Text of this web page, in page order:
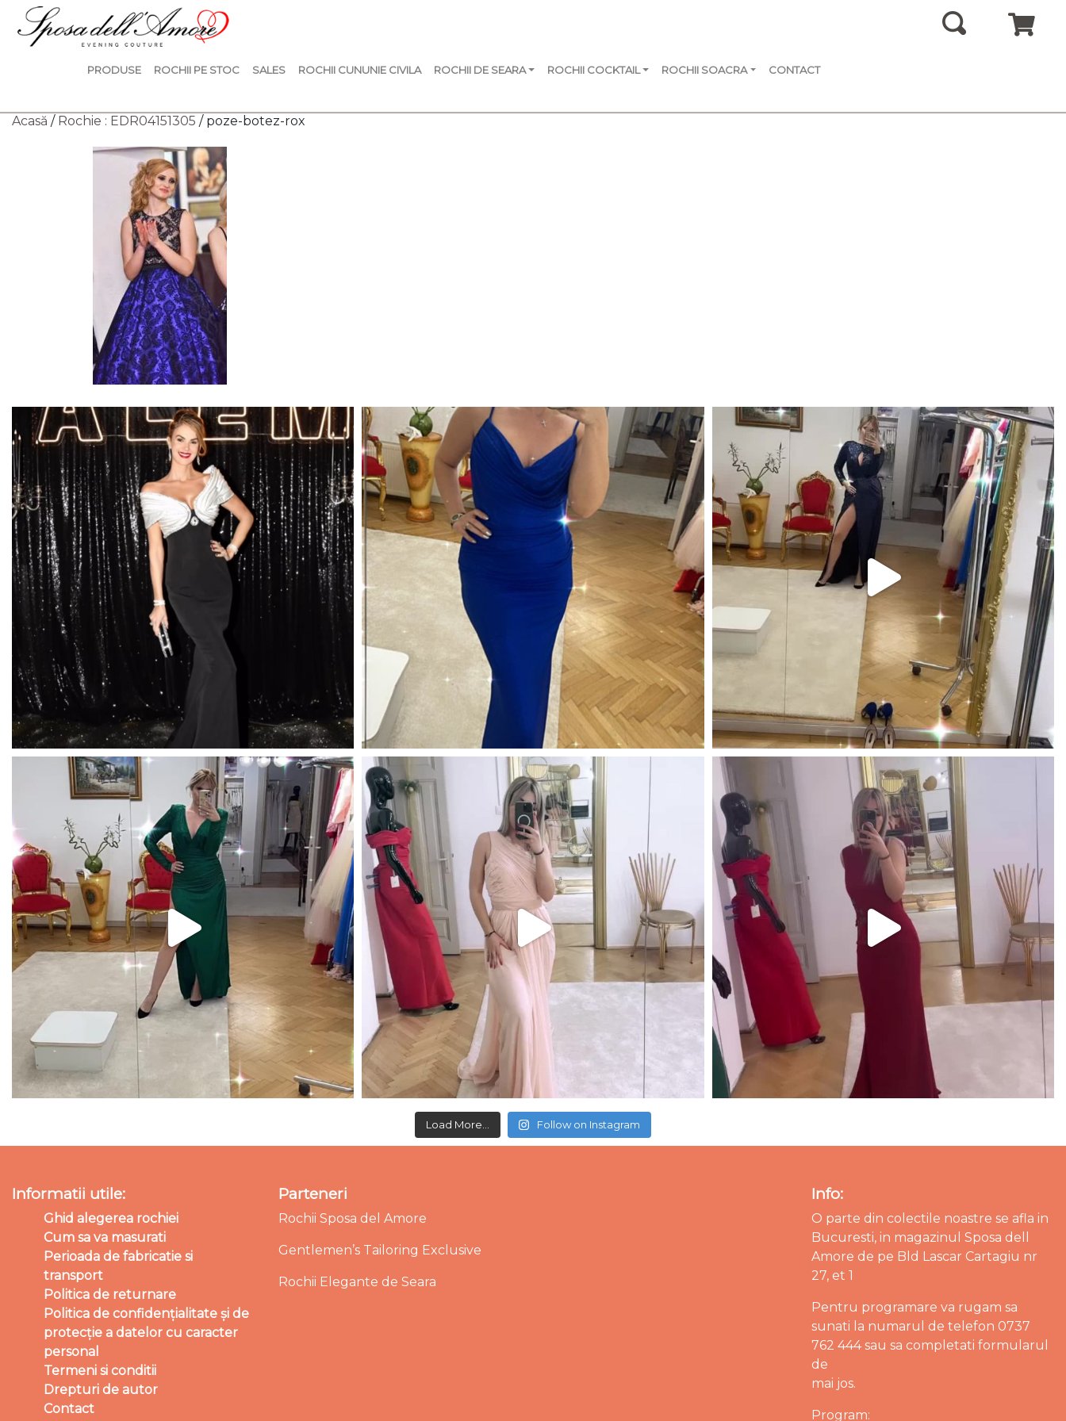
PRODUSE ROCHII PE STOC SALES ROCHII CUNUNIE CIVILA ROCHII DE SEARA ROCHII COCKTAIL ROCHII SOACRA CONTACT
Acasă / Rochie : EDR04151305 / poze-botez-rox
Load More... Follow on Instagram
Informatii utile:
Ghid alegerea rochiei
Cum sa va masurati
Perioada de fabricatie si
transport
Politica de returnare
Politica de confidențialitate și de
protecție a datelor cu caracter
personal
Termeni si conditii
Drepturi de autor
Contact
Parteneri
Rochii Sposa del Amore
Gentlemen’s Tailoring Exclusive
Rochii Elegante de Seara
Info:
O parte din colectile noastre se afla in
Bucuresti, in magazinul Sposa dell
Amore de pe Bld Lascar Cartagiu nr
27, et 1
Pentru programare va rugam sa
sunati la numarul de telefon 0737
762 444 sau sa completati formularul
de
mai jos.
Program: